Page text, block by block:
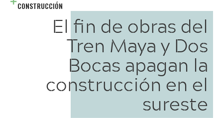
CONSTRUCCIÓN
El fin de obras del
Tren Maya y Dos
Bocas apagan la
construcción en el
sureste